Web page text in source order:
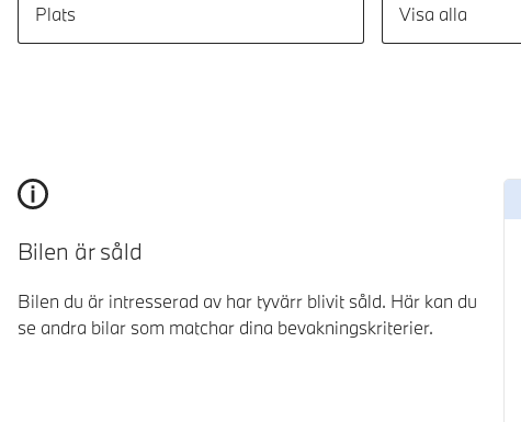
Plats Visa alla
Bilen är såld
Bilen du är intresserad av har tyvärr blivit såld. Här kan du
se andra bilar som matchar dina bevakningskriterier.